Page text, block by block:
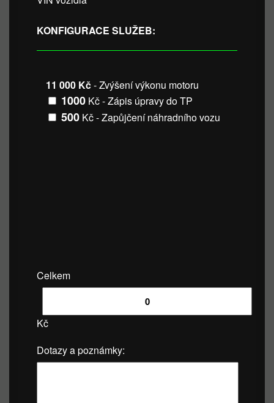
KONFIGURACE SLUŽEB:
11 000 Kč- Zvýšení výkonu motoru
1000 Kč - Zápis úpravy do TP
500 Kč - Zapůjčení náhradního vozu
Celkem
Kč
Dotazy a poznámky: